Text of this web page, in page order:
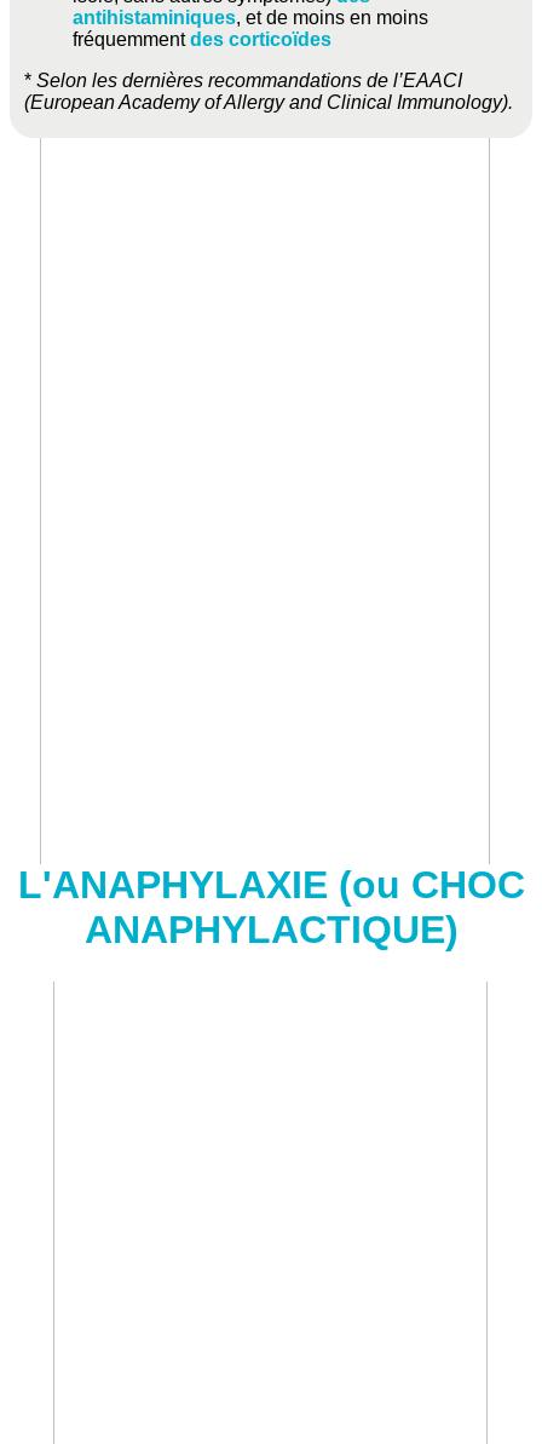
antihistaminiques, et de moins en moins
fréquemmentdes corticoïdes
* Selon les dernières recommandations de l’EAACI
(European Academy of Allergy and Clinical Immunology).
L'ANAPHYLAXIE (ou CHOC
ANAPHYLACTIQUE)